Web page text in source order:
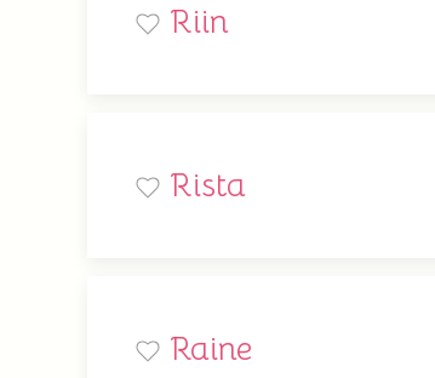
Riin
Rista
Raine